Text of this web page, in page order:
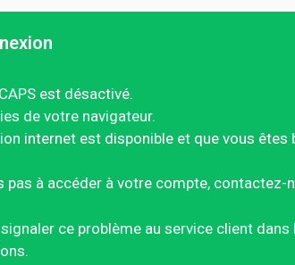
est désactivé.
de votre navigateur.
internet est disponible et que vous êtes
pas à accéder à votre compte,
signaler ce problème au service client